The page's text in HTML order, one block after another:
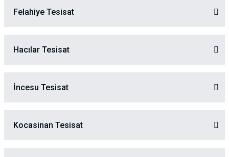
Felahiye Tesisat
Hacılar Tesisat
İncesu Tesisat
Kocasinan Tesisat